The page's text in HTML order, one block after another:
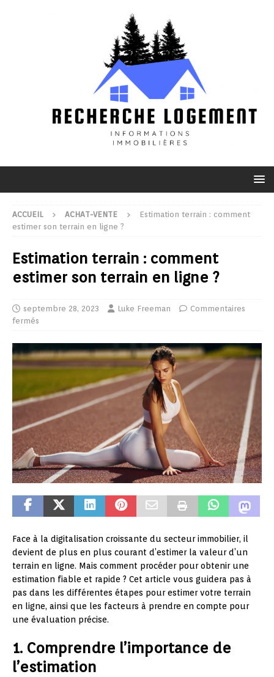
ACCUEIL ACHAT-VENTE
Estimation terrain : comment
estimer son terrain en ligne ?
Estimation terrain : comment
estimer son terrain en ligne ?
septembre 28, 2023 Luke Freeman
Commentaires
fermés
Face à la digitalisation croissante du secteur immobilier, il
devient de plus en plus courant d’estimer la valeur d’un
terrain en ligne. Mais comment procéder pour obtenir une
estimation fiable et rapide ? Cet article vous guidera pas à
pas dans les différentes étapes pour estimer votre terrain
en ligne, ainsi que les facteurs à prendre en compte pour
une évaluation précise.
1. Comprendre l’importance de
l’estimation